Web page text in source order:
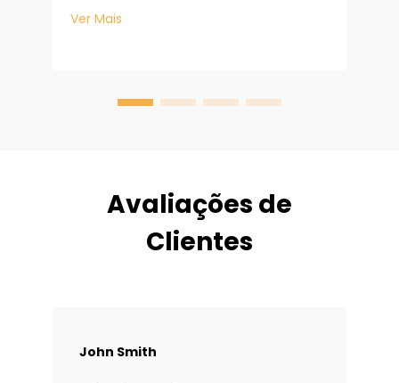
qualquer área de recreação infantil,
servindo como atração principal que
e comerci...
Ver Mais
Avaliações de
Clientes
John Smith